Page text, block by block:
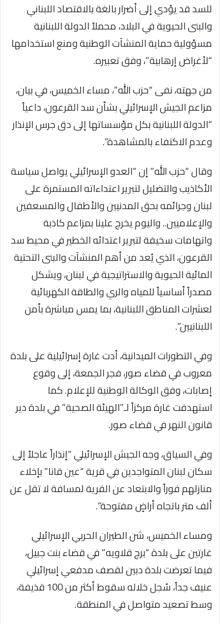
للسد قد يؤدي إلى أضرار بالغة بالاقتصاد اللبناني
والبنى الحيوية في البلاد، محملاً الدولة اللبنانية
مسؤولية حماية المنشآت الوطنية ومنع استخدامها
“لأغراض إرهابية”، وفق تعبيره.
من جهته، نفى “حزب الله”، مساء الخميس، في بيان،
مزاعم الجيش الإسرائيلي بشأن سد القرعون، داعياً
“الدولة اللبنانية بكل مؤسساتها إلى دق جرس الإنذار
وعدم الاكتفاء بالمشاهدة”.
وقال “حزب الله” إن “العدو الإسرائيلي يواصل سياسة
الأكاذيب والتضليل لتبرير اعتداءاته المستمرة على
لبنان وجرائمه بحق المدنيين والأطفال والمسعفين
والإعلاميين.. واليوم يخرج علينا بمزاعم كاذبة
واتهامات سخيفة لتبرير اعتدائه الخطير في محيط سد
القرعون، الذي يُعد من أهم المنشآت والبنى التحتية
المائية الحيوية والاستراتيجية في لبنان، ويشكل
مصدراً أساسياً للمياه والري والطاقة الكهربائية
لعشرات المناطق اللبنانية، بما يمس مباشرة بأمن
اللبنانيين”.
وفي التطورات الميدانية، أدت غارة إسرائيلية على بلدة
معروب في قضاء صور، فجر الجمعة، إلى وقوع
إصابات، وفق الوكالة الوطنية للإعلام. كما
استهدفت غارة مركزاً لـ”الهيئة الصحية” في بلدة دير
قانون النهر في قضاء صور.
وفي السياق، وجه الجيش الإسرائيلي “إنذاراً عاجلاً إلى
سكان لبنان المتواجدين في قرية “عين قانا” بإخلاء
منازلهم فوراً والابتعاد عن القرية لمسافة لا تقل عن
ألف متر باتجاه أراضٍ مفتوحة”.
ومساء الخميس، شن الطيران الحربي الإسرائيلي
غارتين على بلدة “برج قلاويه” في قضاء بنت جبيل،
فيما تعرضت بلدة دبين لقصف مدفعي إسرائيلي
عنيف جداً، سُجل خلاله سقوط أكثر من 100 قذيفة،
وسط تصعيد متواصل في المنطقة.